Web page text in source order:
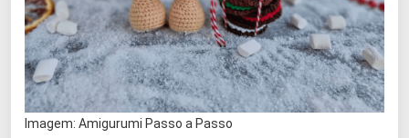
Imagem: Amigurumi Passo a Passo